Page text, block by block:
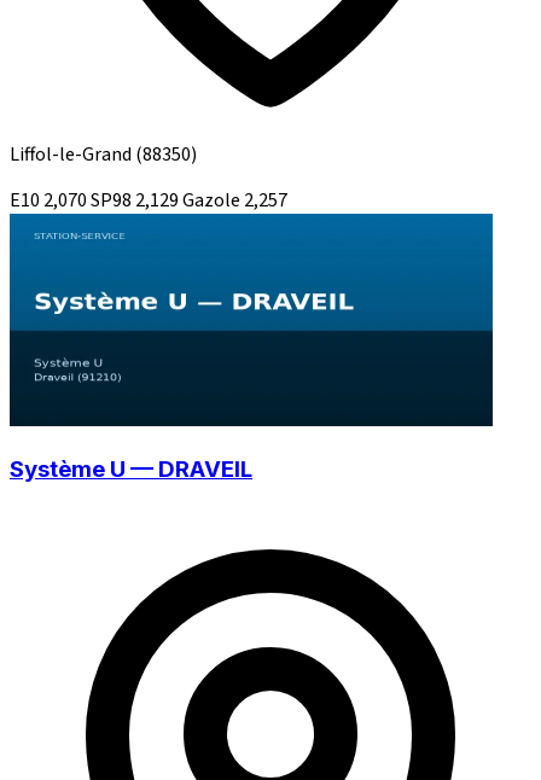
Liffol-le-Grand (88350)
E10 2,070SP98 2,129Gazole 2,257
Système U — DRAVEIL